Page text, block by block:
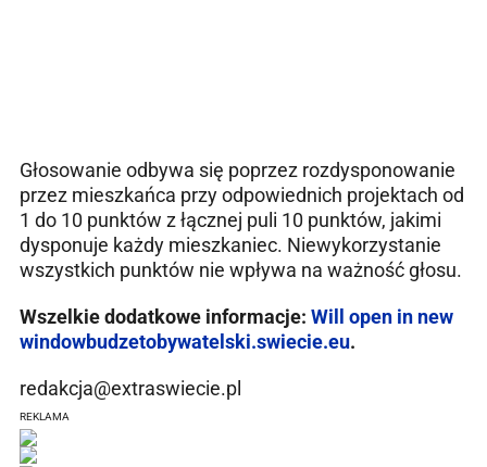
Głosowanie odbywa się poprzez rozdysponowanie
przez mieszkańca przy odpowiednich projektach od
1 do 10 punktów z łącznej puli 10 punktów, jakimi
dysponuje każdy mieszkaniec. Niewykorzystanie
wszystkich punktów nie wpływa na ważność głosu.
Wszelkie dodatkowe informacje: Will open in new
windowbudzetobywatelski.swiecie.eu.
redakcja@extraswiecie.pl
REKLAMA